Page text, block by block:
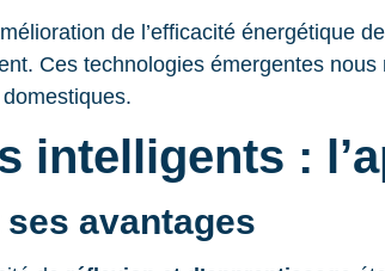
de l’efficacité énergétique
Ces technologies émergentes
intelligents :
avantages